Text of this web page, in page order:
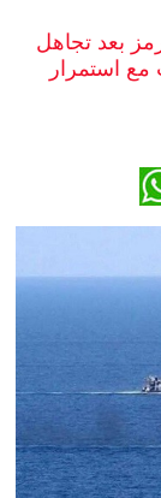
وموسيقى
أزياء
سياحة
أخبار
إعلام
تعليم
بعد تجاهل
استمرار